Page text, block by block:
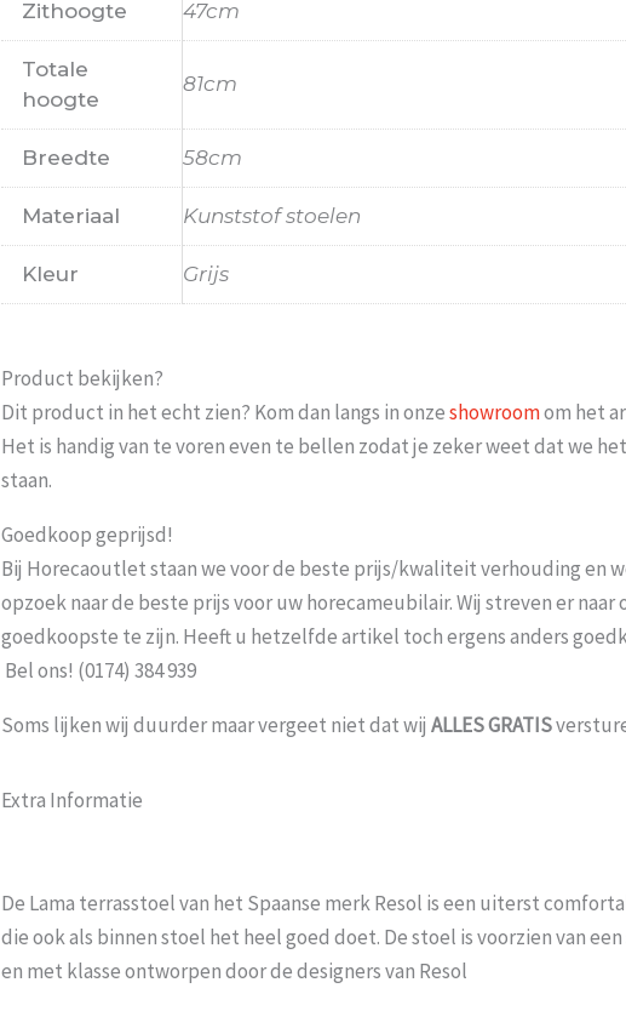
Probeer het nog sneller te laten bezorgen Nu minimaal 2 weken
Zithoogte 47cm
Totale
hoogte
81cm
Breedte 58cm
Materiaal Kunststof stoelen
Kleur Grijs
Product bekijken?
Dit product in het echt zien? Kom dan langs in onzeshowroomom het
Het is handig van te voren even te bellen zodat je zeker weet dat we
staan.
Goedkoop geprijsd!
Bij Horecaoutlet staan we voor de beste prijs/kwaliteit verhouding en
opzoek naar de beste prijs voor uw horecameubilair. Wij streven er naar
goedkoopste te zijn. Heeft u hetzelfde artikel toch ergens anders
Bel ons! (0174) 384 939
Soms lijken wij duurder maar vergeet niet dat wij ALLESGRATIS
Extra Informatie
De Lama terrasstoel van het Spaanse merk Resol is een uiterst
die ook als binnen stoel het heel goed doet. De stoel is voorzien van
en met klasse ontworpen door de designers van Resol